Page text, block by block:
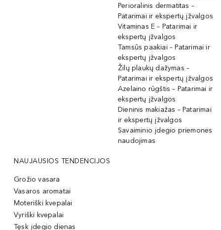
Perioralinis dermatitas –
Patarimai ir ekspertų įžvalgos
Vitaminas E – Patarimai ir
ekspertų įžvalgos
Tamsūs paakiai – Patarimai ir
ekspertų įžvalgos
Žilų plaukų dažymas –
Patarimai ir ekspertų įžvalgos
Azelaino rūgštis – Patarimai ir
ekspertų įžvalgos
Dieninis makiažas – Patarimai
ir ekspertų įžvalgos
Savaiminio įdegio priemonės
naudojimas
NAUJAUSIOS TENDENCIJOS
Grožio vasara
Vasaros aromatai
Moteriški kvepalai
Vyriški kvepalai
Tęsk įdegio dienas